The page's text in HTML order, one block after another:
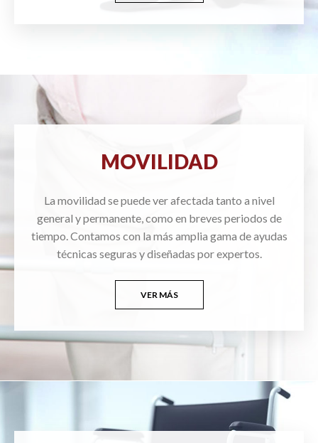
MOVILIDAD
La movilidad se puede ver afectada tanto a nivel
general y permanente, como en breves periodos de
tiempo. Contamos con la más amplia gama de ayudas
técnicas seguras y diseñadas por expertos.
VER MÁS